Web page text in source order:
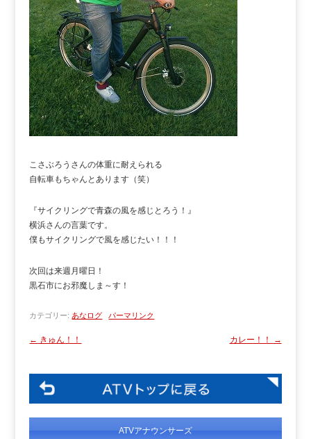
こさぶろうさんの体重に耐えられる
自転車もちゃんとあります（笑）
『サイクリングで青森の風を感じとろう！』
横浜さんの言葉です。
僕もサイクリングで風を感じたい！！！
次回は来週月曜日！
黒石市にお邪魔しま～す！
カテゴリー: あなログ パーマリンク
← きゅん！！ カレー！！ →
ATVアナウンサーズ